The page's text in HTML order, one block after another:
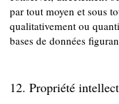
par tout moyen et sous
qualitativement ou
bases de données
12. Propriété